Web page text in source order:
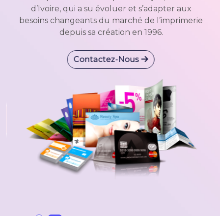
d’Ivoire, qui a su évoluer et s’adapter aux
besoins changeants du marché de l’imprimerie
depuis sa création en 1996.
Contactez-Nous